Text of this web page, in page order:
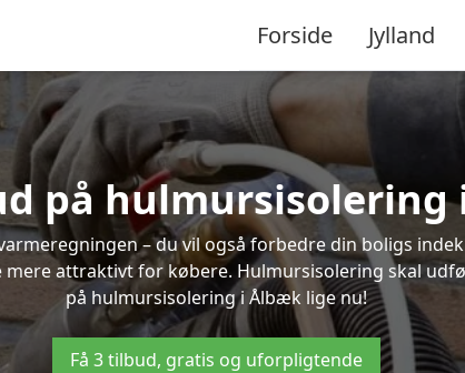
Forside Jylland
på
– du vil også forbedre din boligs
attraktivt for købere. Hulmursisolering skal
på hulmursisolering i Ålbæk lige nu!
Få 3 tilbud, gratis og uforpligtende